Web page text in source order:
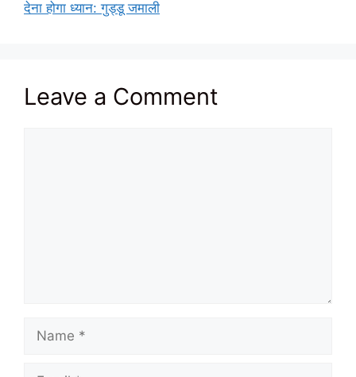
देना होगा ध्यान: गुड्डू जमाली
Leave a Comment